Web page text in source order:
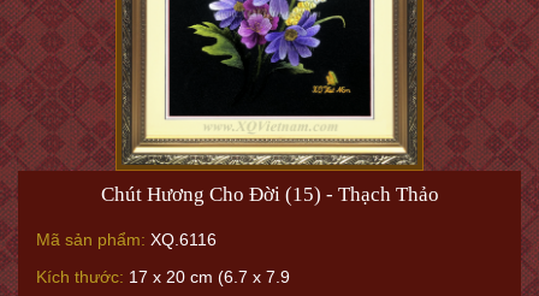
Chút Hương Cho Đời (15) - Thạch Thảo
Mã sản phẩm: XQ.6116
Kích thước: 17 x 20 cm (6.7 x 7.9